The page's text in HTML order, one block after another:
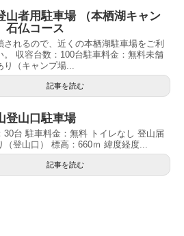
山者用駐車場 （本栖湖キャン
仏コース
されるので、近くの本栖湖駐車場をご利
。 収容台数：100台駐車料金：無料未舗
（キャンプ場...
記事を読む
登山口駐車場
30台 駐車料金：無料 トイレなし 登山届
（登山口） 標高：660ｍ 緯度経度...
記事を読む